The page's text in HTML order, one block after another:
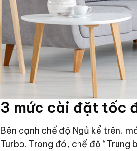
3 mức cài đặt tốc
Bên cạnh chế độ Ngủ kể trên,
Turbo. Trong đó, chế độ